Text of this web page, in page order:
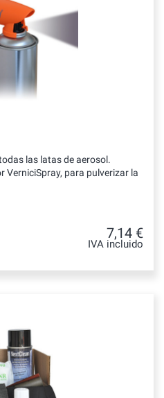
las latas de aerosol.
VerniciSpray, para pulverizar la
7,14 €
IVA incluido